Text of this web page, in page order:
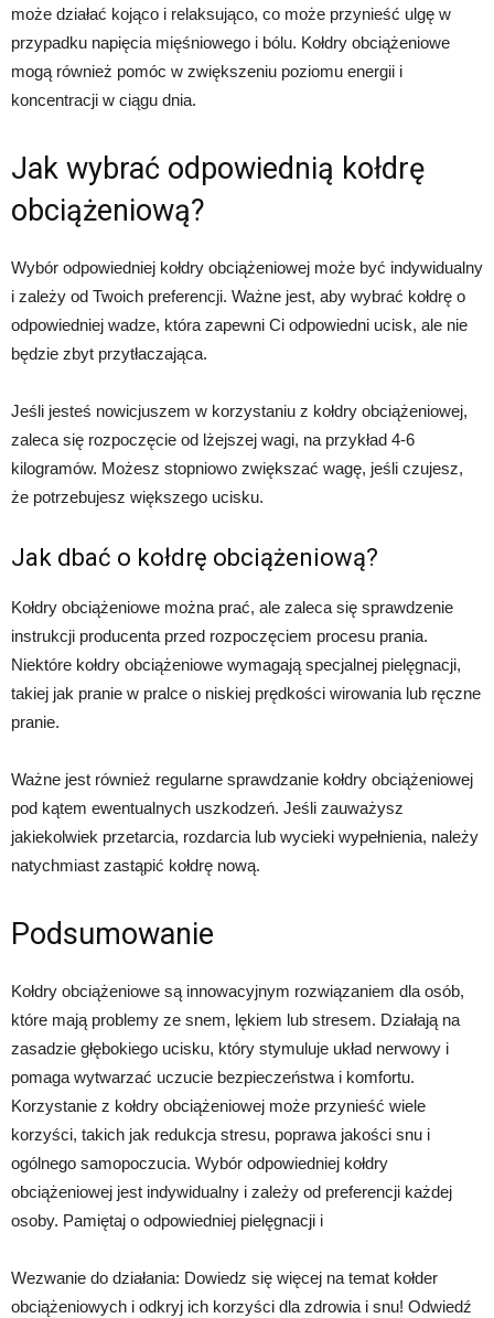
może działać kojąco i relaksująco, co może przynieść ulgę w
przypadku napięcia mięśniowego i bólu. Kołdry obciążeniowe
mogą również pomóc w zwiększeniu poziomu energii i
koncentracji w ciągu dnia.
Jak wybrać odpowiednią kołdrę
obciążeniową?
Wybór odpowiedniej kołdry obciążeniowej może być indywidualny
i zależy od Twoich preferencji. Ważne jest, aby wybrać kołdrę o
odpowiedniej wadze, która zapewni Ci odpowiedni ucisk, ale nie
będzie zbyt przytłaczająca.
Jeśli jesteś nowicjuszem w korzystaniu z kołdry obciążeniowej,
zaleca się rozpoczęcie od lżejszej wagi, na przykład 4-6
kilogramów. Możesz stopniowo zwiększać wagę, jeśli czujesz,
że potrzebujesz większego ucisku.
Jak dbać o kołdrę obciążeniową?
Kołdry obciążeniowe można prać, ale zaleca się sprawdzenie
instrukcji producenta przed rozpoczęciem procesu prania.
Niektóre kołdry obciążeniowe wymagają specjalnej pielęgnacji,
takiej jak pranie w pralce o niskiej prędkości wirowania lub ręczne
pranie.
Ważne jest również regularne sprawdzanie kołdry obciążeniowej
pod kątem ewentualnych uszkodzeń. Jeśli zauważysz
jakiekolwiek przetarcia, rozdarcia lub wycieki wypełnienia, należy
natychmiast zastąpić kołdrę nową.
Podsumowanie
Kołdry obciążeniowe są innowacyjnym rozwiązaniem dla osób,
które mają problemy ze snem, lękiem lub stresem. Działają na
zasadzie głębokiego ucisku, który stymuluje układ nerwowy i
pomaga wytwarzać uczucie bezpieczeństwa i komfortu.
Korzystanie z kołdry obciążeniowej może przynieść wiele
korzyści, takich jak redukcja stresu, poprawa jakości snu i
ogólnego samopoczucia. Wybór odpowiedniej kołdry
obciążeniowej jest indywidualny i zależy od preferencji każdej
osoby. Pamiętaj o odpowiedniej pielęgnacji i
Wezwanie do działania: Dowiedz się więcej na temat kołder
obciążeniowych i odkryj ich korzyści dla zdrowia i snu! Odwiedź